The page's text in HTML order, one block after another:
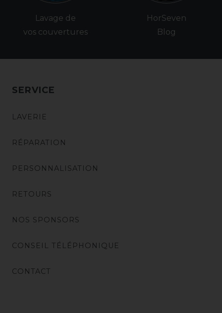
Lavage de
vos couvertures
HorSeven
Blog
SERVICE
LAVERIE
RÉPARATION
PERSONNALISATION
RETOURS
NOS SPONSORS
CONSEIL TÉLÉPHONIQUE
CONTACT